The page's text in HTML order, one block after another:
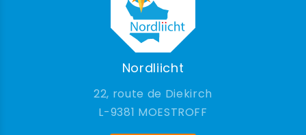
Nordliicht
22, route de Diekirch
9381 MOESTROFF